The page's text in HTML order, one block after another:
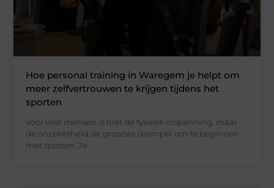
Hoe personal training in Waregem je helpt om
meer zelfvertrouwen te krijgen tijdens het
sporten
Voor veel mensen is niet de fysieke inspanning, maar
de onzekerheid de grootste drempel om te beginnen
met sporten. Je